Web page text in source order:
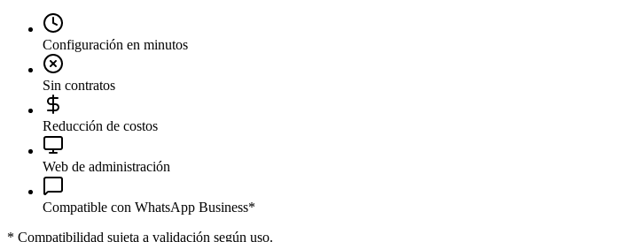
Configuración en minutos
Sin contratos
Reducción de costos
Web de administración
Compatible con WhatsApp Business*
* Compatibilidad sujeta a validación según uso.